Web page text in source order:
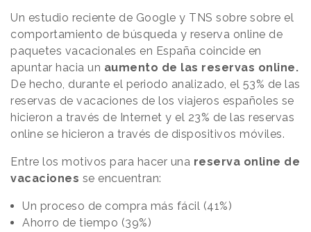
Un estudio reciente de Google y TNS sobre sobre el
comportamiento de búsqueda y reserva online de
paquetes vacacionales en España coincide en
apuntar hacia un aumento de las reservas online.
De hecho, durante el periodo analizado, el 53% de las
reservas de vacaciones de los viajeros españoles se
hicieron a través de Internet y el 23% de las reservas
online se hicieron a través de dispositivos móviles.
Entre los motivos para hacer una reserva online de
vacaciones se encuentran:
Un proceso de compra más fácil (41%)
Ahorro de tiempo (39%)